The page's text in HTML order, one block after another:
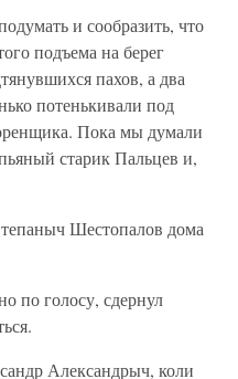
и сообразить, что
подъема на берег
пахов, а два
потенькивали под
Пока мы думали
старик Пальцев и,
Шестопалов дома
по голосу, сдернул
Александрыч, коли